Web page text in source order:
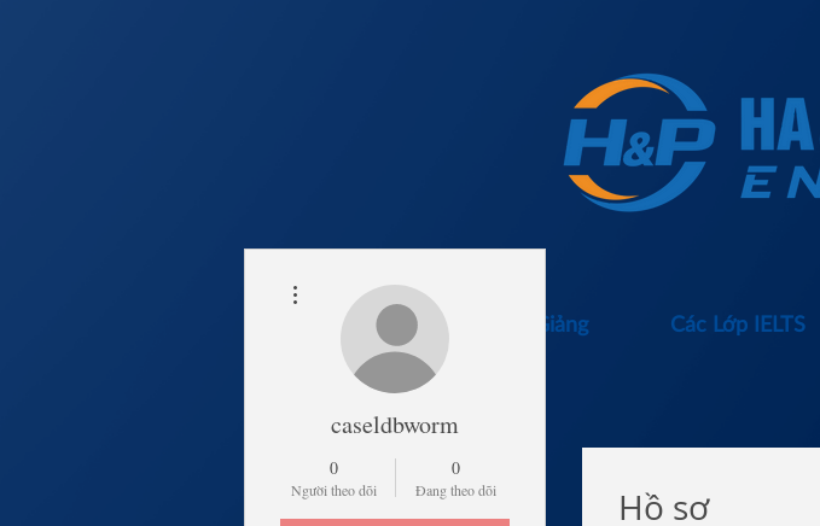
Trang Chủ Lịch Khai Giảng Các Lớp IELTS
Hồ sơ
caseldbworm
0
Người theo dõi
0
Đang theo dõi